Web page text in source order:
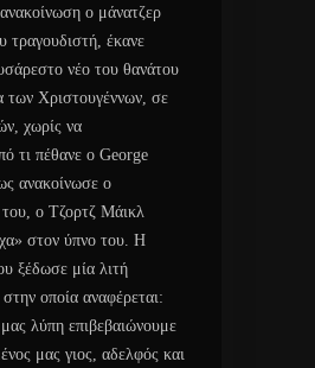
ο μάνατζερ
τραγουδιστή, έκανε
νέο του θανάτου
των Χριστουγέννων, σε
χωρίς να
τι πέθανε ο George
ανακοίνωσε ο
ο Τζορτζ Μάικλ
στον ύπνο του. Η
ξέδωσε μία λιτή
οποία αναφέρεται:
λύπη επιβεβαιώνουμε
μας γιος, αδελφός και